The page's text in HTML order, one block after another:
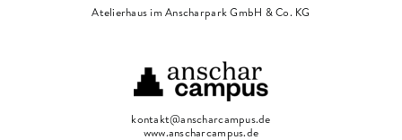
Atelierhaus im Anscharpark GmbH & Co. KG
kontakt@anscharcampus.de
www.anscharcampus.de